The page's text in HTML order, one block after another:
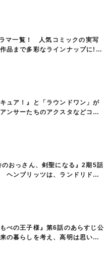
マ一覧！ 人気コミックの実写
品まで多彩なラインナップに!!
ュア！』と「ラウンドワン」が
ンサーたちのアクスタなどコラ
おっさん、剣聖になる』2期5話
ヘンブリッツは、ランドリドに
べの王子様』第6話のあらすじ公
の暮らしを考え、高明は思い切